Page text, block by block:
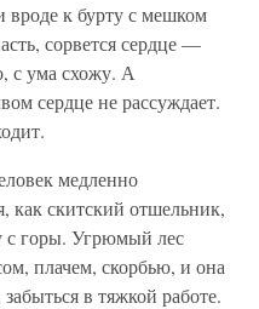
вроде к бурту с мешком
сорвется сердце —
с ума схожу. А
сердце не рассуждает.
медленно
как скитский отшельник,
с горы. Угрюмый лес
плачем, скорбью, и она
в тяжкой работе.